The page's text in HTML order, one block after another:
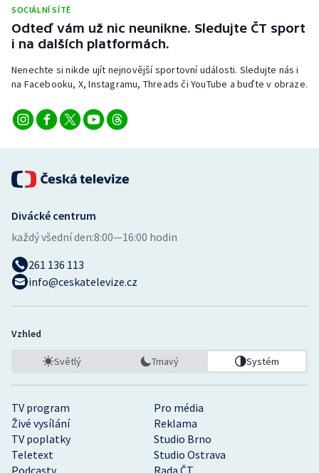
SOCIÁLNÍ SÍTĚ
Odteď vám už nic neunikne. Sledujte ČT sport
i na dalších platformách.
Nenechte si nikde ujít nejnovější sportovní události. Sledujte nás i
na Facebooku, X, Instagramu, Threads či YouTube a buďte v obraze.
TV program
Pro média
Živé vysílání
Reklama
TV poplatky
Studio Brno
Teletext
Studio Ostrava
Divácké centrum
každý všední den:8:00—16:00 hodin
261 136 113
info@ceskatelevize.cz
Vzhled
Světlý Tmavý Systém